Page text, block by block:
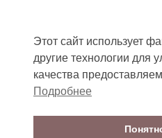
Этот сайт использует
другие технологии для
качества
Подробнее